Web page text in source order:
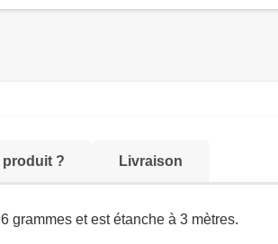
produit ? Livraison
grammes et est étanche à 3 mètres.